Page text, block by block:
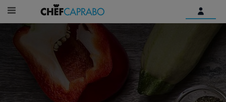
Comença aquí